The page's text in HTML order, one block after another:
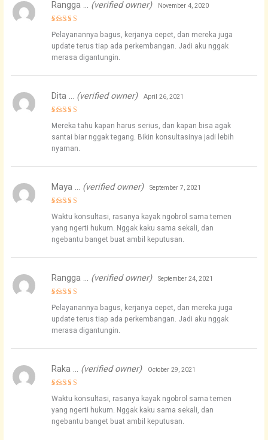
out of 5
Rangga … (verified owner) November 4, 2020
Pelayanannya bagus, kerjanya cepet, dan mereka juga
update terus tiap ada perkembangan. Jadi aku nggak
merasa digantungin.
out of 5
Dita … (verified owner) April 26, 2021
Mereka tahu kapan harus serius, dan kapan bisa agak
santai biar nggak tegang. Bikin konsultasinya jadi lebih
nyaman.
Rated
out of 5
Maya … (verified owner) September 7, 2021
Waktu konsultasi, rasanya kayak ngobrol sama temen
yang ngerti hukum. Nggak kaku sama sekali, dan
ngebantu banget buat ambil keputusan.
Rated
out of 5
Rangga … (verified owner) September 24, 2021
Pelayanannya bagus, kerjanya cepet, dan mereka juga
update terus tiap ada perkembangan. Jadi aku nggak
merasa digantungin.
Rated
out of 5
Raka … (verified owner) October 29, 2021
Waktu konsultasi, rasanya kayak ngobrol sama temen
yang ngerti hukum. Nggak kaku sama sekali, dan
ngebantu banget buat ambil keputusan.